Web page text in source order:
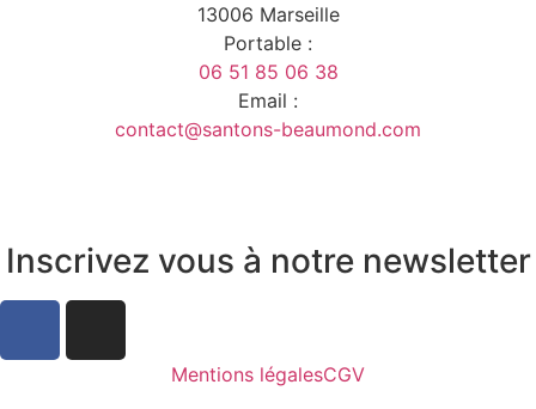
13006 Marseille
Portable :
06 51 85 06 38
Email :
contact@santons-beaumond.com
Inscrivez vous à notre newsletter
Mentions légalesCGV